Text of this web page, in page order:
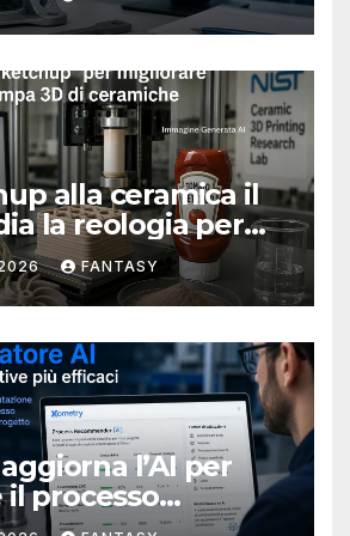
alla ceramica il
la reologia per
affidabile la
FANTASY
l’AI per
processo
più adatto